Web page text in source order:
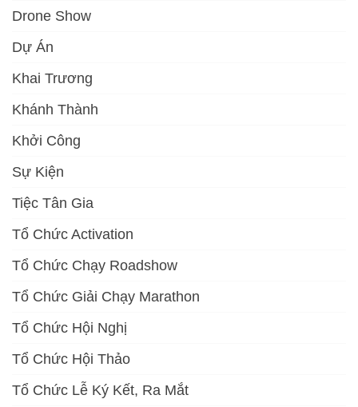
Drone Show
Dự Án
Khai Trương
Khánh Thành
Khởi Công
Sự Kiện
Tiệc Tân Gia
Tổ Chức Activation
Tổ Chức Chạy Roadshow
Tổ Chức Giải Chạy Marathon
Tổ Chức Hội Nghị
Tổ Chức Hội Thảo
Tổ Chức Lễ Ký Kết, Ra Mắt